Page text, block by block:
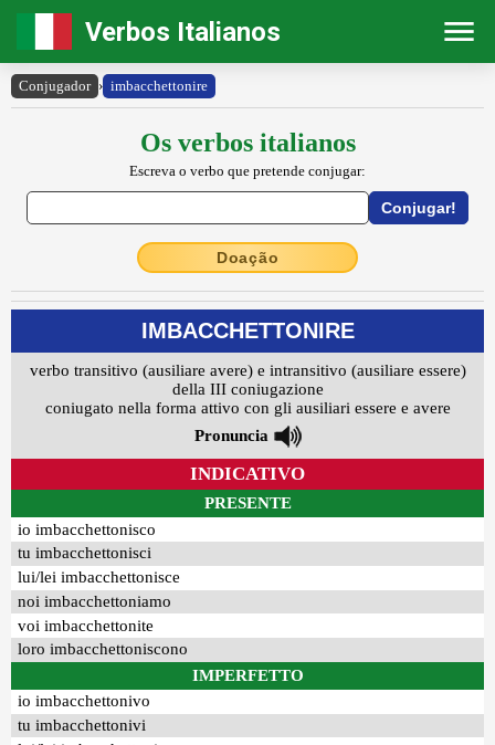
Verbos Italianos
Conjugador › imbacchettonire
Os verbos italianos
Escreva o verbo que pretende conjugar:
Doação
IMBACCHETTONIRE
verbo transitivo (ausiliare avere) e intransitivo (ausiliare essere)
della III coniugazione
coniugato nella forma attivo con gli ausiliari essere e avere
Pronuncia
INDICATIVO
PRESENTE
io imbacchettonisco
tu imbacchettonisci
lui/lei imbacchettonisce
noi imbacchettoniamo
voi imbacchettonite
loro imbacchettoniscono
IMPERFETTO
io imbacchettonivo
tu imbacchettonivi